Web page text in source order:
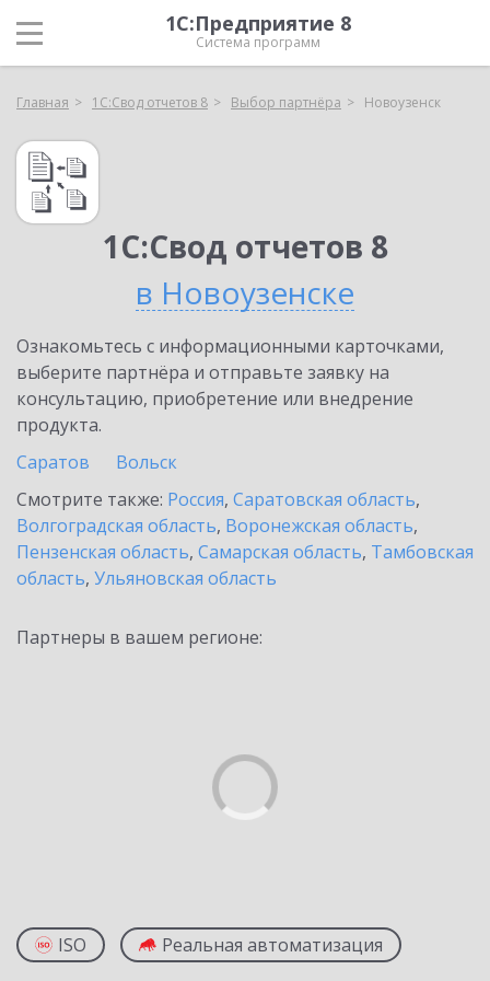
1С:Предприятие 8
Система программ
Главная 1С:Свод отчетов 8 Выбор партнёра Новоузенск
1С:Свод отчетов 8
в Новоузенске
Ознакомьтесь с информационными карточками,
выберите партнёра и отправьте заявку на
консультацию, приобретение или внедрение
продукта.
Саратов
Вольск
Смотрите также: Россия, Саратовская область,
Волгоградская область, Воронежская область,
Пензенская область, Самарская область, Тамбовская
область, Ульяновская область
Партнеры в вашем регионе:
ISO Реальная автоматизация